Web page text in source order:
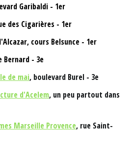
Garibaldi - 1er
des Cigarières - 1er
cours Belsunce - 1er
Bernard - 3e
de mai, boulevard Burel - 3e
d'Acelem, un peu partout dans
Marseille Provence, rue Saint-